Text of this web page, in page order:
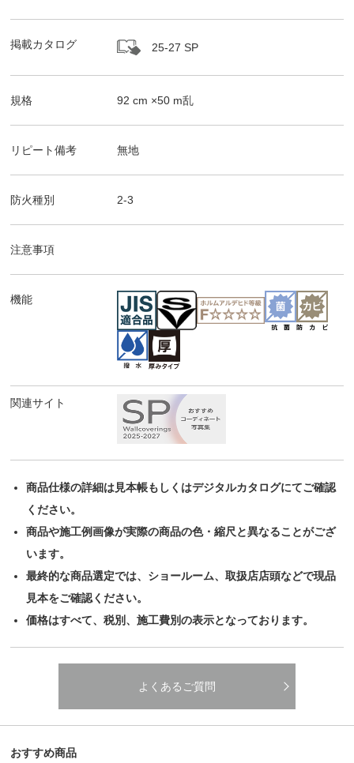
掲載カタログ 25-27 SP
規格 92 cm ×50 m乱
リピート備考 無地
防火種別 2-3
注意事項
機能
関連サイト
商品仕様の詳細は見本帳もしくはデジタルカタログにてご確認
ください。
商品や施工例画像が実際の商品の色・縮尺と異なることがござ
います。
最終的な商品選定では、ショールーム、取扱店店頭などで現品
見本をご確認ください。
価格はすべて、税別、施工費別の表示となっております。
よくあるご質問
おすすめ商品